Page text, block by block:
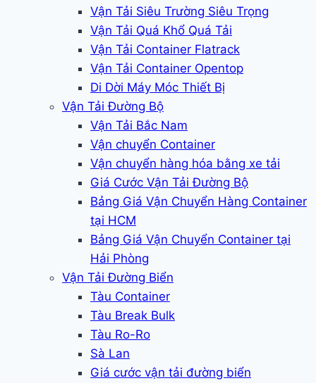
Vận Tải Siêu Trường Siêu Trọng
Vận Tải Quá Khổ Quá Tải
Vận Tải Container Flatrack
Vận Tải Container Opentop
Di Dời Máy Móc Thiết Bị
Vận Tải Đường Bộ
Vận Tải Bắc Nam
Vận chuyển Container
Vận chuyển hàng hóa bằng xe tải
Giá Cước Vận Tải Đường Bộ
Bảng Giá Vận Chuyển Hàng Container
tại HCM
Bảng Giá Vận Chuyển Container tại
Hải Phòng
Vận Tải Đường Biển
Tàu Container
Tàu Break Bulk
Tàu Ro-Ro
Sà Lan
Giá cước vận tải đường biển